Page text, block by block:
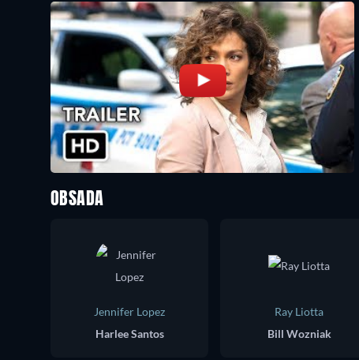
OBSADA
Jennifer Lopez
Harlee Santos
Ray Liotta
Bill Wozniak